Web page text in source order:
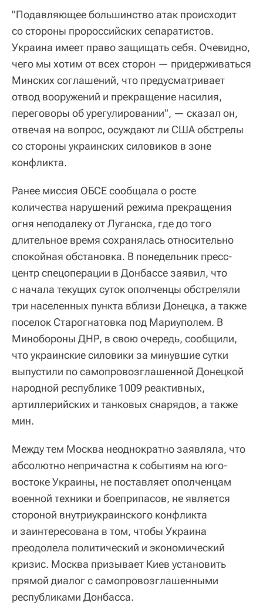
"Подавляющее большинство атак происходит
со стороны пророссийских сепаратистов.
Украина имеет право защищать себя. Очевидно,
чего мы хотим от всех сторон — придерживаться
Минских соглашений, что предусматривает
отвод вооружений и прекращение насилия,
переговоры об урегулировании", — сказал он,
отвечая на вопрос, осуждают ли США обстрелы
со стороны украинских силовиков в зоне
конфликта.
Ранее миссия ОБСЕ сообщала о росте
количества нарушений режима прекращения
огня неподалеку от Луганска, где до того
длительное время сохранялась относительно
спокойная обстановка. В понедельник пресс-
центр спецоперации в Донбассе заявил, что
с начала текущих суток ополченцы обстреляли
три населенных пункта вблизи Донецка, а также
поселок Старогнатовка под Мариуполем. В
Минобороны ДНР, в свою очередь, сообщили,
что украинские силовики за минувшие сутки
выпустили по самопровозглашенной Донецкой
народной республике 1009 реактивных,
артиллерийских и танковых снарядов, а также
мин.
Между тем Москва неоднократно заявляла, что
абсолютно непричастна к событиям на юго-
востоке Украины, не поставляет ополченцам
военной техники и боеприпасов, не является
стороной внутриукраинского конфликта
и заинтересована в том, чтобы Украина
преодолела политический и экономический
кризис. Москва призывает Киев установить
прямой диалог с самопровозглашенными
республиками Донбасса.